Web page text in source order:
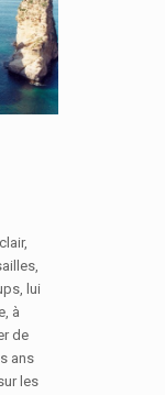
lui
à
de
ans
les